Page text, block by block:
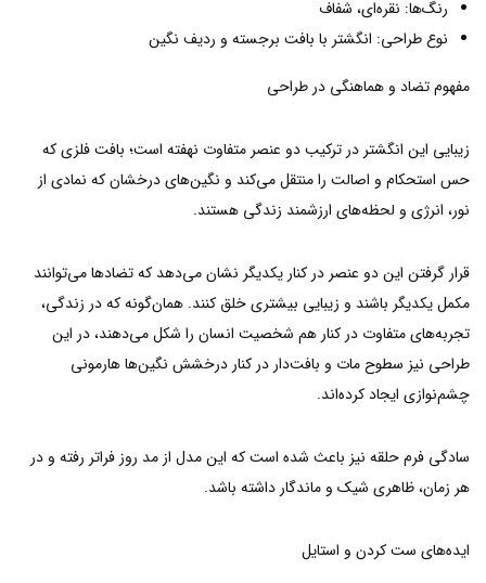
رنگ‌ها: نقره‌ای، شفاف
نوع طراحی: انگشتر با بافت برجسته و ردیف نگین
مفهوم تضاد و هماهنگی در طراحی
زیبایی این انگشتر در ترکیب دو عنصر متفاوت نهفته است؛ بافت فلزی که
حس استحکام و اصالت را منتقل می‌کند و نگین‌های درخشان که نمادی از
نور، انرژی و لحظه‌های ارزشمند زندگی هستند.
قرار گرفتن این دو عنصر در کنار یکدیگر نشان می‌دهد که تضادها می‌توانند
مکمل یکدیگر باشند و زیبایی بیشتری خلق کنند. همان‌گونه که در زندگی،
تجربه‌های متفاوت در کنار هم شخصیت انسان را شکل می‌دهند، در این
طراحی نیز سطوح مات و بافت‌دار در کنار درخشش نگین‌ها هارمونی
چشم‌نوازی ایجاد کرده‌اند.
سادگی فرم حلقه نیز باعث شده است که این مدل از مد روز فراتر رفته و در
هر زمان، ظاهری شیک و ماندگار داشته باشد.
ایده‌های ست کردن و استایل